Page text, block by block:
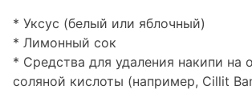
* Уксус (белый или яблочный)
* Лимонный сок
* Средства для удаления накипи на
соляной кислоты (например, Cillit